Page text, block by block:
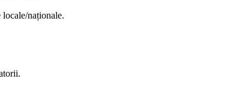
naționale.